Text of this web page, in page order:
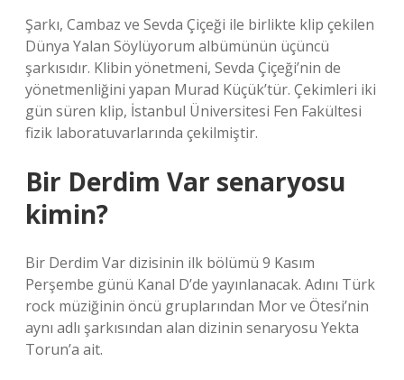
Şarkı, Cambaz ve Sevda Çiçeği ile birlikte klip çekilen
Dünya Yalan Söylüyorum albümünün üçüncü
şarkısıdır. Klibin yönetmeni, Sevda Çiçeği’nin de
yönetmenliğini yapan Murad Küçük’tür. Çekimleri iki
gün süren klip, İstanbul Üniversitesi Fen Fakültesi
fizik laboratuvarlarında çekilmiştir.
Bir Derdim Var senaryosu
kimin?
Bir Derdim Var dizisinin ilk bölümü 9 Kasım
Perşembe günü Kanal D’de yayınlanacak. Adını Türk
rock müziğinin öncü gruplarından Mor ve Ötesi’nin
aynı adlı şarkısından alan dizinin senaryosu Yekta
Torun’a ait.